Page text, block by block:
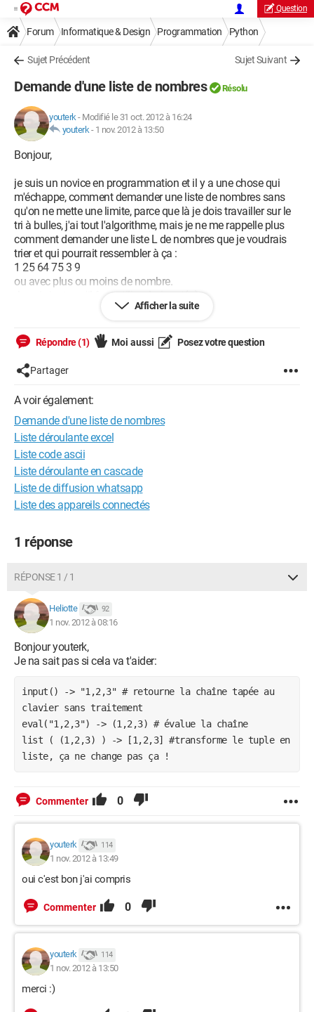
Question
Forum Informatique & Design Programmation Python
Sujet Précédent Sujet Suivant
Demande d'une liste de nombres Résolu
youterk- Modifié le 31 oct. 2012 à 16:24
youterk- 1 nov. 2012 à 13:50
Bonjour,
je suis un novice en programmation et il y a une chose qui
m'échappe, comment demander une liste de nombres sans
qu'on ne mette une limite, parce que là je dois travailler sur le
tri à bulles, j'ai tout l'algorithme, mais je ne me rappelle plus
comment demander une liste L de nombres que je voudrais
trier et qui pourrait ressembler à ça :
1 25 64 75 3 9
ou avec plus ou moins de nombre.
Je sais juste qu'il faut utiliser L=input(...)
aidez moi s'il vous plaît !
Afficher la suite
Répondre (1) Moi aussi Posez votre question
Partager
A voir également:
Demande d'une liste de nombres
Liste déroulante excel
Liste code ascii
Liste déroulante en cascade
Liste de diffusion whatsapp
Liste des appareils connectés
1 réponse
RÉPONSE 1 / 1
Heliotte 92
1 nov. 2012 à 08:16
Bonjour youterk,
Je na sait pas si cela va t'aider:
input() -> "1,2,3" # retourne la chaîne tapée au
clavier sans traitement
eval("1,2,3") -> (1,2,3) # évalue la chaîne
list ( (1,2,3) ) -> [1,2,3] #transforme le tuple en
liste, ça ne change pas ça !
Commenter 0
youterk 114
1 nov. 2012 à 13:49
oui c'est bon j'ai compris
Commenter 0
youterk 114
1 nov. 2012 à 13:50
merci :)